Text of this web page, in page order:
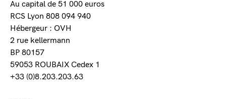
Au capital de 51 000 euros
RCS Lyon 808 094 940
Hébergeur : OVH
2 rue kellermann
BP 80157
59053 ROUBAIX Cedex 1
+33 (0)8.203.203.63